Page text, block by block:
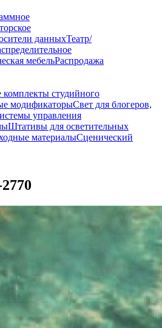
данныхТеатр/
мебельРаспродажа
студийного
модификаторыСвет для блогеров,
управления
Штативы для осветительных
материалыСценический